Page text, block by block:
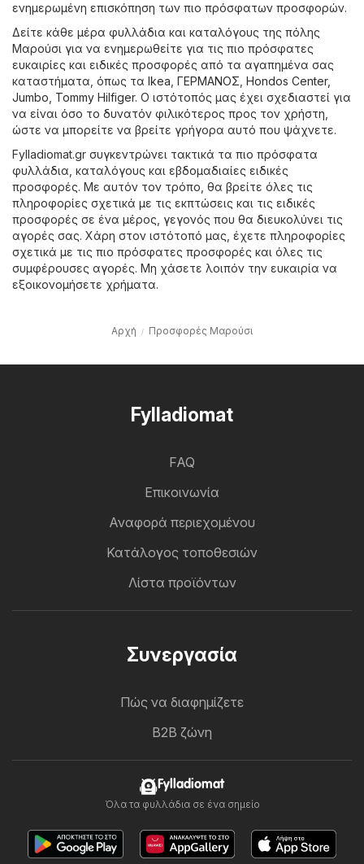
ενημερωμένη επισκόπηση των πιο πρόσφατων προσφορών.
Δείτε κάθε μέρα φυλλάδια και καταλόγους της πόλης
Μαρούσι για να ενημερωθείτε για τις πιο πρόσφατες
ευκαιρίες και ειδικές προσφορές από τα αγαπημένα σας
καταστήματα, όπως τα Ikea ΓΕΡΜΑΝΟΣ Hondos Center,
Jumbo Tommy Hilfiger. Ο ιστότοπός μας έχει σχεδιαστεί για
να είναι όσο το δυνατόν φιλικότερος προς τον χρήστη,
ώστε να μπορείτε να βρείτε γρήγορα αυτό που ψάχνετε.
Fylladiomat.gr συγκεντρώνει τακτικά τα πιο πρόσφατα
φυλλάδια, καταλόγους και εβδομαδιαίες ειδικές
προσφορές. Με αυτόν τον τρόπο, θα βρείτε όλες τις
πληροφορίες σχετικά με τις εκπτώσεις και τις ειδικές
προσφορές σε ένα μέρος, γεγονός που θα διευκολύνει τις
αγορές σας. Χάρη στον ιστότοπό μας, έχετε πληροφορίες
σχετικά με τις πιο πρόσφατες προσφορές και όλες τις
συμφέρουσες αγορές. Μη χάσετε λοιπόν την ευκαιρία να
εξοικονομήσετε χρήματα.
Αρχή Προσφορές Μαρούσι
Fylladiomat
FAQ
Επικοινωνία
Αναφορά περιεχομένου
Κατάλογος τοποθεσιών
Λίστα προϊόντων
Συνεργασία
Πώς να διαφημίζετε
B2B ζώνη
Fylladiomat
Όλα τα φυλλάδια σε ένα σημείο